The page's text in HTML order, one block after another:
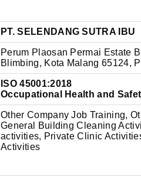
PT. SELENDANG SUTRA IBU
Perum Plaosan Permai Estate
Blimbing, Kota Malang 65124,
ISO 45001:2018
Occupational Health and
Other Company Job Training,
General Building Cleaning
activities, Private Clinic
Activities